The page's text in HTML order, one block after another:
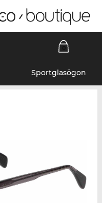
Sportglasögon